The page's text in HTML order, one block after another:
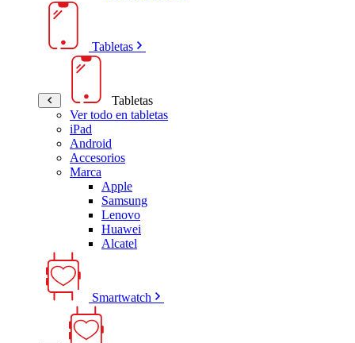
Tabletas
Tabletas
Ver todo en tabletas
iPad
Android
Accesorios
Marca
Apple
Samsung
Lenovo
Huawei
Alcatel
Smartwatch